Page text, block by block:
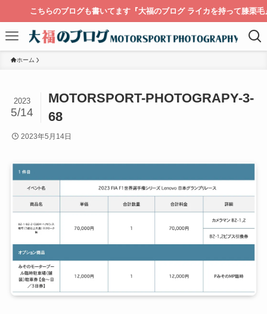
こちらのブログも書いてます『大福のブログ ライカを持って膝栗毛』
ホーム
MOTORSPORT-PHOTOGRAPY-3-
68
2023
5/14
2023年5月14日